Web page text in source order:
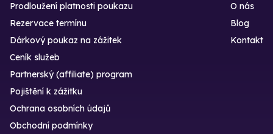
Prodloužení platnosti poukazu
Rezervace termínu
Dárkový poukaz na zážitek
O nás
Blog
Kontakt
Ceník služeb
Partnerský (affiliate) program
Pojištění k zážitku
Ochrana osobních údajů
Obchodní podmínky